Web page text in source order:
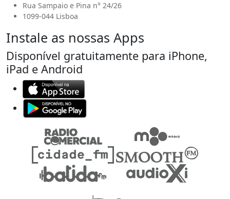
Rua Sampaio e Pina n° 24/26
1099-044 Lisboa
Instale as nossas Apps
Disponível gratuitamente para iPhone,
iPad e Android